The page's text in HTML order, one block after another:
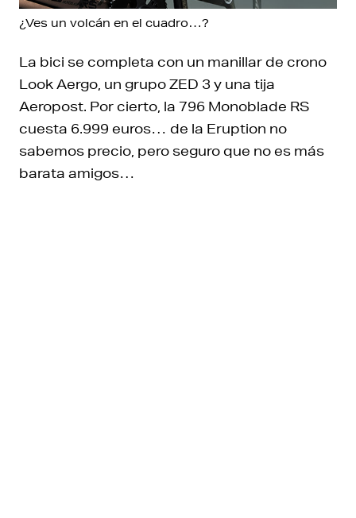
¿Ves un volcán en el cuadro…?
La bici se completa con un manillar de crono
Look Aergo, un grupo ZED 3 y una tija
Aeropost. Por cierto, la 796 Monoblade RS
cuesta 6.999 euros… de la Eruption no
sabemos precio, pero seguro que no es más
barata amigos…